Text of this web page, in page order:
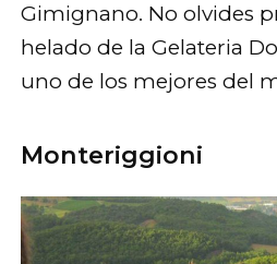
Gimignano. No olvides
helado de la Gelateria
uno de los mejores del
Monteriggioni